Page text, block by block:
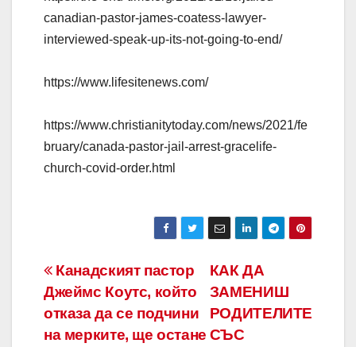
canadian-pastor-james-coatess-lawyer-
interviewed-speak-up-its-not-going-to-end/
https://www.lifesitenews.com/
https://www.christianitytoday.com/news/2021/fe
bruary/canada-pastor-jail-arrest-gracelife-
church-covid-order.html
КАК ДА
ЗАМЕНИШ
РОДИТЕЛИТЕ
СЪС
Канадският пастор
Джеймс Коутс, който
отказа да се подчини
на мерките, ще остане